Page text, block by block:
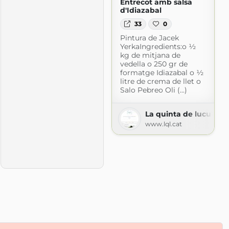
Entrecot amb salsa
d'Idiazabal
33 0
Pintura de Jacek
YerkaIngredients:o ½
kg de mitjana de
vedella o 250 gr de
formatge Idiazabal o ½
litre de crema de llet o
Salo Pebreo Oli (...)
La quinta de luculus
www.lql.cat